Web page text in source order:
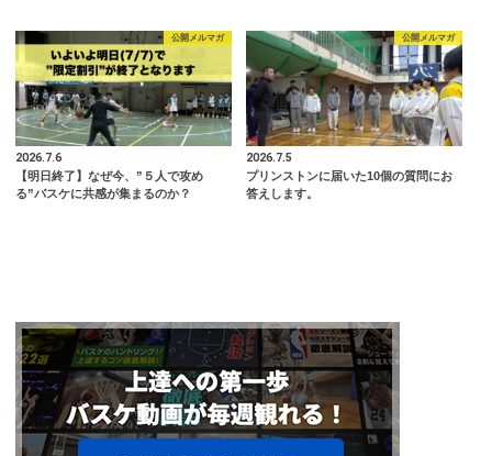
公開メルマガ
2026.7.6
【明日終了】なぜ今、”５人で攻め
る”バスケに共感が集まるのか？
公開メルマガ
2026.7.5
プリンストンに届いた10個の質問にお
答えします。